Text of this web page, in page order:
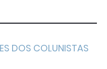
DOS COLUNISTAS